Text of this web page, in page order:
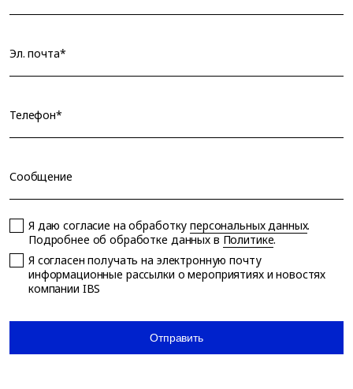
Эл. почта*
Телефон*
Сообщение
Я даю согласие на обработкуперсональных данных.
Подробнее об обработке данных в Политике.
Я согласен получать на электронную почту
информационные рассылки о мероприятиях и новостях
компании IBS
Отправить